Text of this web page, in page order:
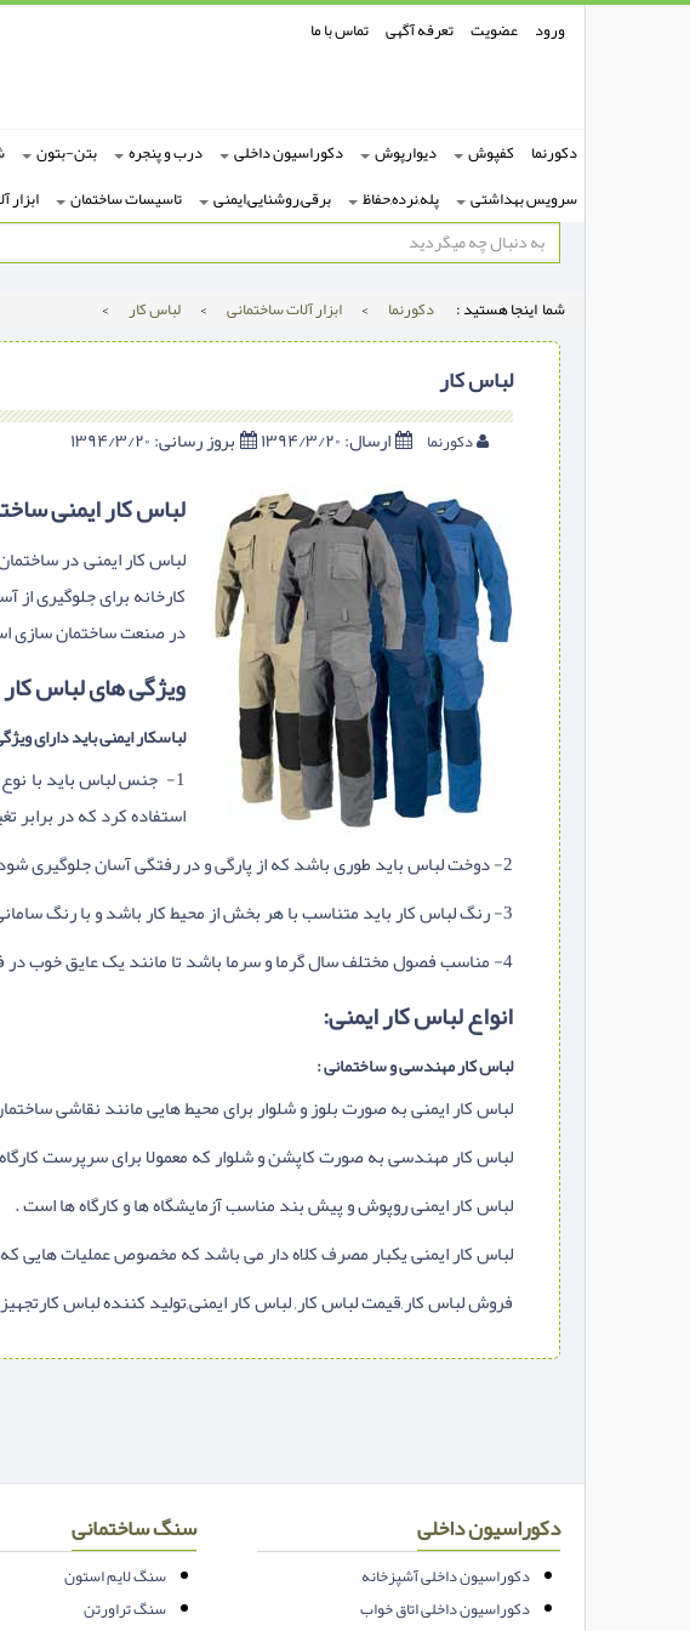
ورود عضویت تعرفه آگهی تماس با ما
دکورنما کفپوش دیوارپوش دکوراسیون داخلی درب و پنجره بتن-بتون
سرویس بهداشتی
پله,نرده,حفاظ برقی,روشنایی,ایمنی تاسیسات ساختمان ابزار
شما اینجا هستید : دکورنما > ابزار آلات ساختمانی > لباس کار >
لباس کار
دکورنما ارسال:۱۳۹۴/۳/۲۰ بروز رسانی:
لباس کار ایمنی
لباس کار ایمنی در
کارخانه برای جلوگیری
در صنعت ساختمان سازی
ویژگی های لباس
لباسکار ایمنی باید دارای
1- جنس لباس باید با
استفاده کرد که در برابر
2- دوخت لباس باید طوری باشد که از پارگی و در رفتگی آسان جلوگیری شود و بتوان تا چند سال متوالی از آن استفاده کرد.
3- رنگ لباس کار باید متناسب با هر بخش از محیط کار باشد و با رنگ سامانی شما همراستا باشد.دوخت آرم، تبلیغات و شعار سازمانی روی آن انجام گرفته باشد.
4- مناسب فصول مختلف سال گرما و سرما باشد تا مانند یک عایق خوب در فصل گرما و فصل سرما عمل کند.
انواع لباس کار ایمنی:
لباس کار مهندسی و ساختمانی :
لباس کار ایمنی به صورت بلوز و شلوار برای محیط هایی مانند نقاشی
لباس کار مهندسی به صورت کاپشن و شلوار که معمولا برای سرپرست
لباس کار ایمنی روپوش و پیش بند مناسب آزمایشگاه ها و کارگاه ها است .
لباس کار ایمنی یکبار مصرف کلاه دار می باشد که مخصوص عملیات هایی که
فروش لباس کار,قیمت لباس کار, لباس کار ایمنی,تولید کننده لباس
دکوراسیون داخلی
دکوراسیون داخلی آشپزخانه
دکوراسیون داخلی اتاق خواب
سنگ ساختمانی
سنگ لایم استون
سنگ تراورتن